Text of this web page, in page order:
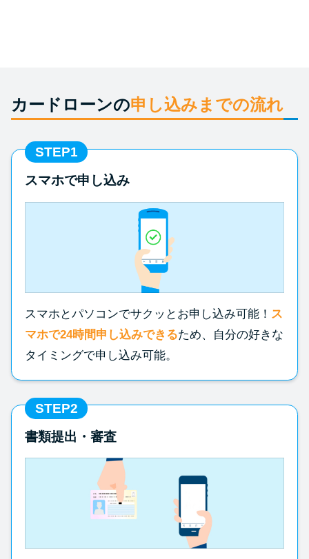
方法
底解説！
プロミスの返済方法を徹底解
説！ もっとも便利でお得な返済
方法はどれ？
落ちる？バンクイックの口コミ
を分析
みずほ銀行カードローンの問い
カードローンの申し込みまでの流れ
STEP1
スマホで申し込み
スマホとパソコンでサクッとお申し込み可能！ ス
マホで24時間申し込みできるため、自分の好きな
タイミングで申し込み可能。
STEP2
書類提出・審査